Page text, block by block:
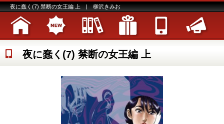
夜に蠢く(7) 禁断の女王編 上 | 柳沢きみお
夜に蠢く(7) 禁断の女王編 上